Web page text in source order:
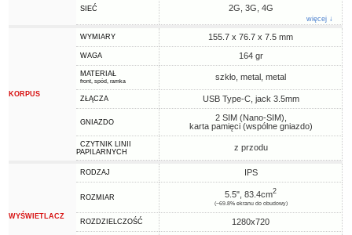
SIEĆ 2G, 3G, 4G
więcej ↓
KORPUS
WYMIARY 155.7 x 76.7 x 7.5 mm
WAGA 164 gr
MATERIAŁ
front, spód, ramka szkło, metal, metal
ZŁĄCZA USB Type-C, jack 3.5mm
GNIAZDO
2 SIM (Nano-SIM),
karta pamięci (wspólne gniazdo)
CZYTNIK LINII
PAPILARNYCH
z przodu
WYŚWIETLACZ
RODZAJ IPS
ROZMIAR 5.5", 83.4cm2
(~69.8% ekranu do obudowy)
ROZDZIELCZOŚĆ 1280x720